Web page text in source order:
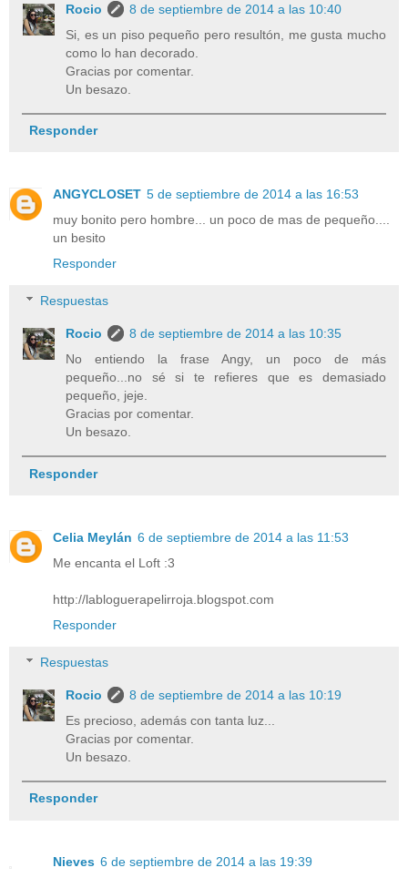
Rocio
8 de septiembre de 2014 a las 10:40
Si, es un piso pequeño pero resultón, me gusta mucho
como lo han decorado.
Gracias por comentar.
Un besazo.
Responder
ANGYCLOSET 5 de septiembre de 2014 a las 16:53
muy bonito pero hombre... un poco de mas de pequeño....
un besito
Responder
Respuestas
Rocio
8 de septiembre de 2014 a las 10:35
No entiendo la frase Angy, un poco de más
pequeño...no sé si te refieres que es demasiado
pequeño, jeje.
Gracias por comentar.
Un besazo.
Responder
Celia Meylán 6 de septiembre de 2014 a las 11:53
Me encanta el Loft :3
http://labloguerapelirroja.blogspot.com
Responder
Respuestas
Rocio
8 de septiembre de 2014 a las 10:19
Es precioso, además con tanta luz...
Gracias por comentar.
Un besazo.
Responder
Nieves 6 de septiembre de 2014 a las 19:39